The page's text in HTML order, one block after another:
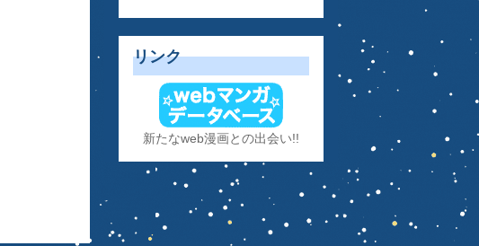
リンク
新たなweb漫画との出会い!!